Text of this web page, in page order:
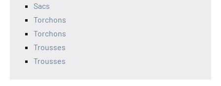
Sacs
Torchons
Torchons
Trousses
Trousses